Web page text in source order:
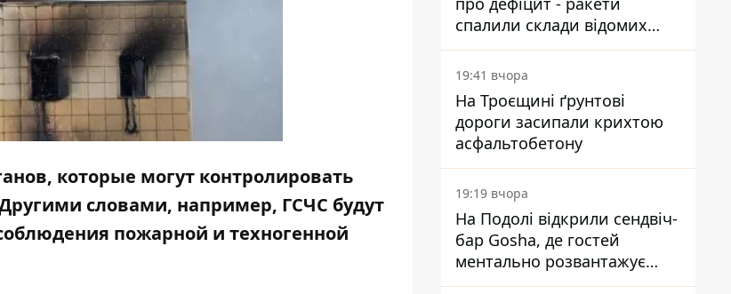
которые могут контролировать
словами, например, ГСЧС будут
пожарной и техногенной
спалили склади відомих
брендів
19:41 вчора
На Троєщині ґрунтові
дороги засипали крихтою
асфальтобетону
19:19 вчора
На Подолі відкрили сендвіч-
бар Gosha, де гостей
ментально розвантажує
акула